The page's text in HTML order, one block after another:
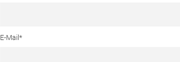
E-Mail *